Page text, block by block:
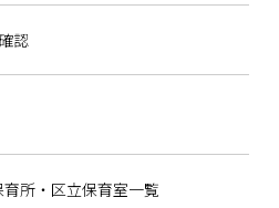
認
所・区立保育室一覧